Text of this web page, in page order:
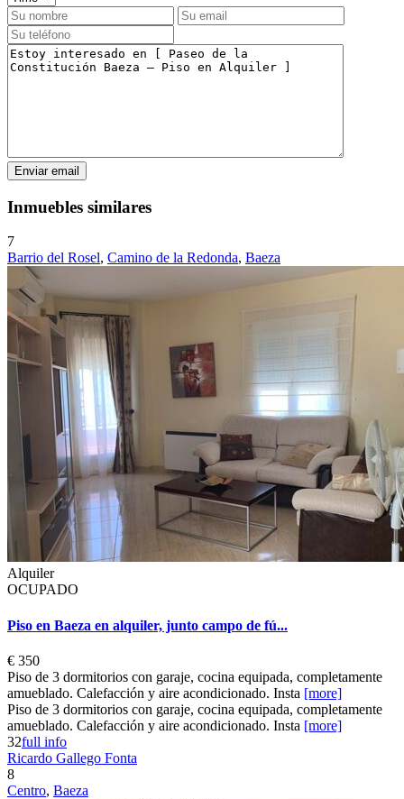
Inmuebles similares
7
Barrio del Rosel, Camino de la Redonda, Baeza
Alquiler
OCUPADO
Piso en Baeza en alquiler, junto campo de fú...
€ 350
Piso de 3 dormitorios con garaje, cocina equipada, completamente
amueblado. Calefacción y aire acondicionado. Insta [more]
Piso de 3 dormitorios con garaje, cocina equipada, completamente
amueblado. Calefacción y aire acondicionado. Insta [more]
32full info
Ricardo Gallego Fonta
8
Centro, Baeza